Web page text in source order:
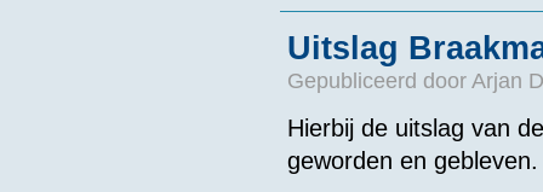
Uitslag
Gepubliceerd door Arjan
Hierbij de uitslag van
geworden en gebleven.